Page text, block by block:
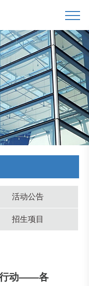
活动公告
招生项目
行动——各